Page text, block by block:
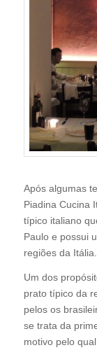
Após algumas
Piadina Cucina
típico italiano
Paulo e possui
regiões da Itália.
Um dos
prato típico da
pelos os
se trata da
motivo pelo